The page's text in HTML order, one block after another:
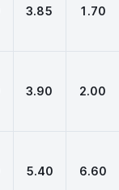
3.85 1.70
3.90 2.00
5.40 6.60